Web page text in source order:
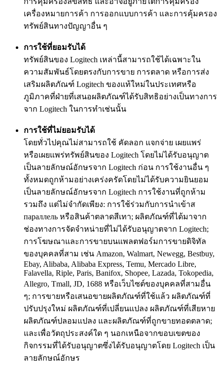
เครื่องหมายการค้า การออกแบบการค้า และการคุ้มครอง
ทรัพย์สินทางปัญญาอื่น ๆ
การใช้ที่ยอมรับได้
ทรัพย์สินของ Logitech เหล่านี้สามารถใช้ได้เฉพาะใน
ความสัมพันธ์โดยตรงกับการขาย การตลาด หรือการส่ง
เสริมผลิตภัณฑ์ Logitech ของแท้ใหม่ในประเทศหรือ
ภูมิภาคที่ฝ่ายที่เสนอผลิตภัณฑ์ได้รับสิทธิอย่างเป็นทางการ
จาก Logitech ในการทำเช่นนั้น
การใช้ที่ไม่ยอมรับได้
โดยทั่วไปคุณไม่สามารถใช้ คัดลอก แจกจ่าย เผยแพร่
หรือเผยแพร่ทรัพย์สินของ Logitech โดยไม่ได้รับอนุญาต
เป็นลายลักษณ์อักษรจาก Logitech ก่อน การใช้งานอื่น ๆ
ทั้งหมดถูกห้ามอย่างเคร่งครัดโดยไม่ได้รับความยินยอม
เป็นลายลักษณ์อักษรจาก Logitech การใช้งานที่ถูกห้าม
รวมถึง แต่ไม่จำกัดเพียง: การใช้ร่วมกับการนำเข้าส
параллель หรือสินค้าตลาดสีเทา; ผลิตภัณฑ์ที่ได้มาจาก
ช่องทางการจัดจำหน่ายที่ไม่ได้รับอนุญาตจาก Logitech;
การโฆษณาและการขายบนแพลตฟอร์มการขายดิจิทัล
ของบุคคลที่สาม เช่น Amazon, Walmart, Newegg, Bestbuy,
Ebay, Alibaba, Alibaba Express, Temu, Mercado Libre,
Falavella, Riple, Paris, Banifox, Shopee, Lazada, Tokopedia,
Allegro, Tmall, JD, 1688 หรือเว็บไซต์ของบุคคลที่สามอื่น
ๆ; การขายหรือเสนอขายผลิตภัณฑ์ที่ใช้แล้ว ผลิตภัณฑ์ที่
ปรับปรุงใหม่ ผลิตภัณฑ์ที่เปลี่ยนแปลง ผลิตภัณฑ์ที่เสียหาย
ผลิตภัณฑ์ปลอมแปลง และผลิตภัณฑ์ที่ถูกขายทอดตลาด;
และเพื่อวัตถุประสงค์ใด ๆ นอกเหนือจากขอบเขตของ
กิจกรรมที่ได้รับอนุญาตซึ่งได้รับอนุญาตโดย Logitech เป็น
ลายลักษณ์อักษร